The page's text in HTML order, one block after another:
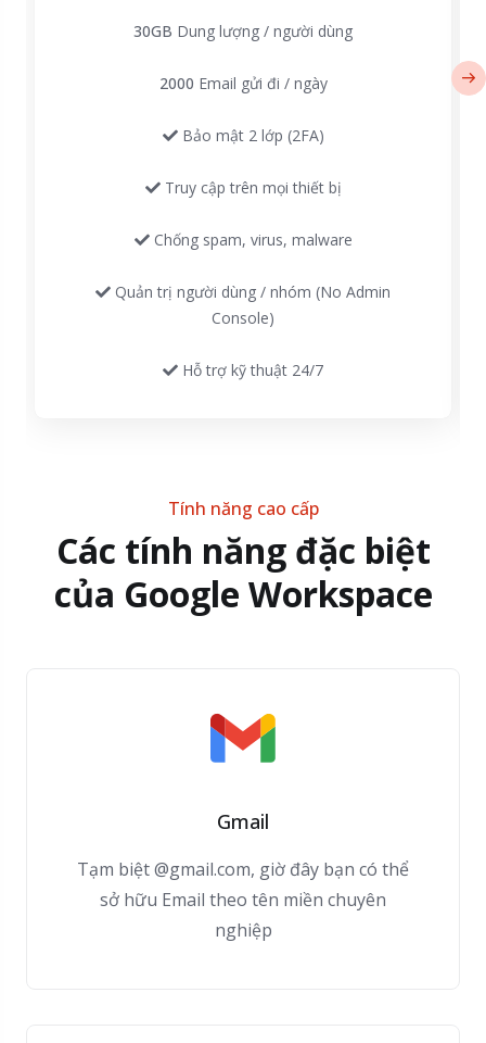
30GB Dung lượng / người dùng
2000 Email gửi đi / ngày
Bảo mật 2 lớp (2FA)
Truy cập trên mọi thiết bị
Chống spam, virus, malware
Quản trị người dùng / nhóm (No Admin
Console)
Hỗ trợ kỹ thuật 24/7
Tính năng cao cấp
Các tính năng đặc biệt
của Google Workspace
Gmail
Tạm biệt @gmail.com, giờ đây bạn có thể
sở hữu Email theo tên miền chuyên
nghiệp